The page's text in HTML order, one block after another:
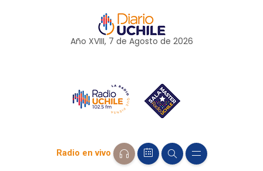
Año XVIII, 7 de Agosto de 2026
Radio en vivo